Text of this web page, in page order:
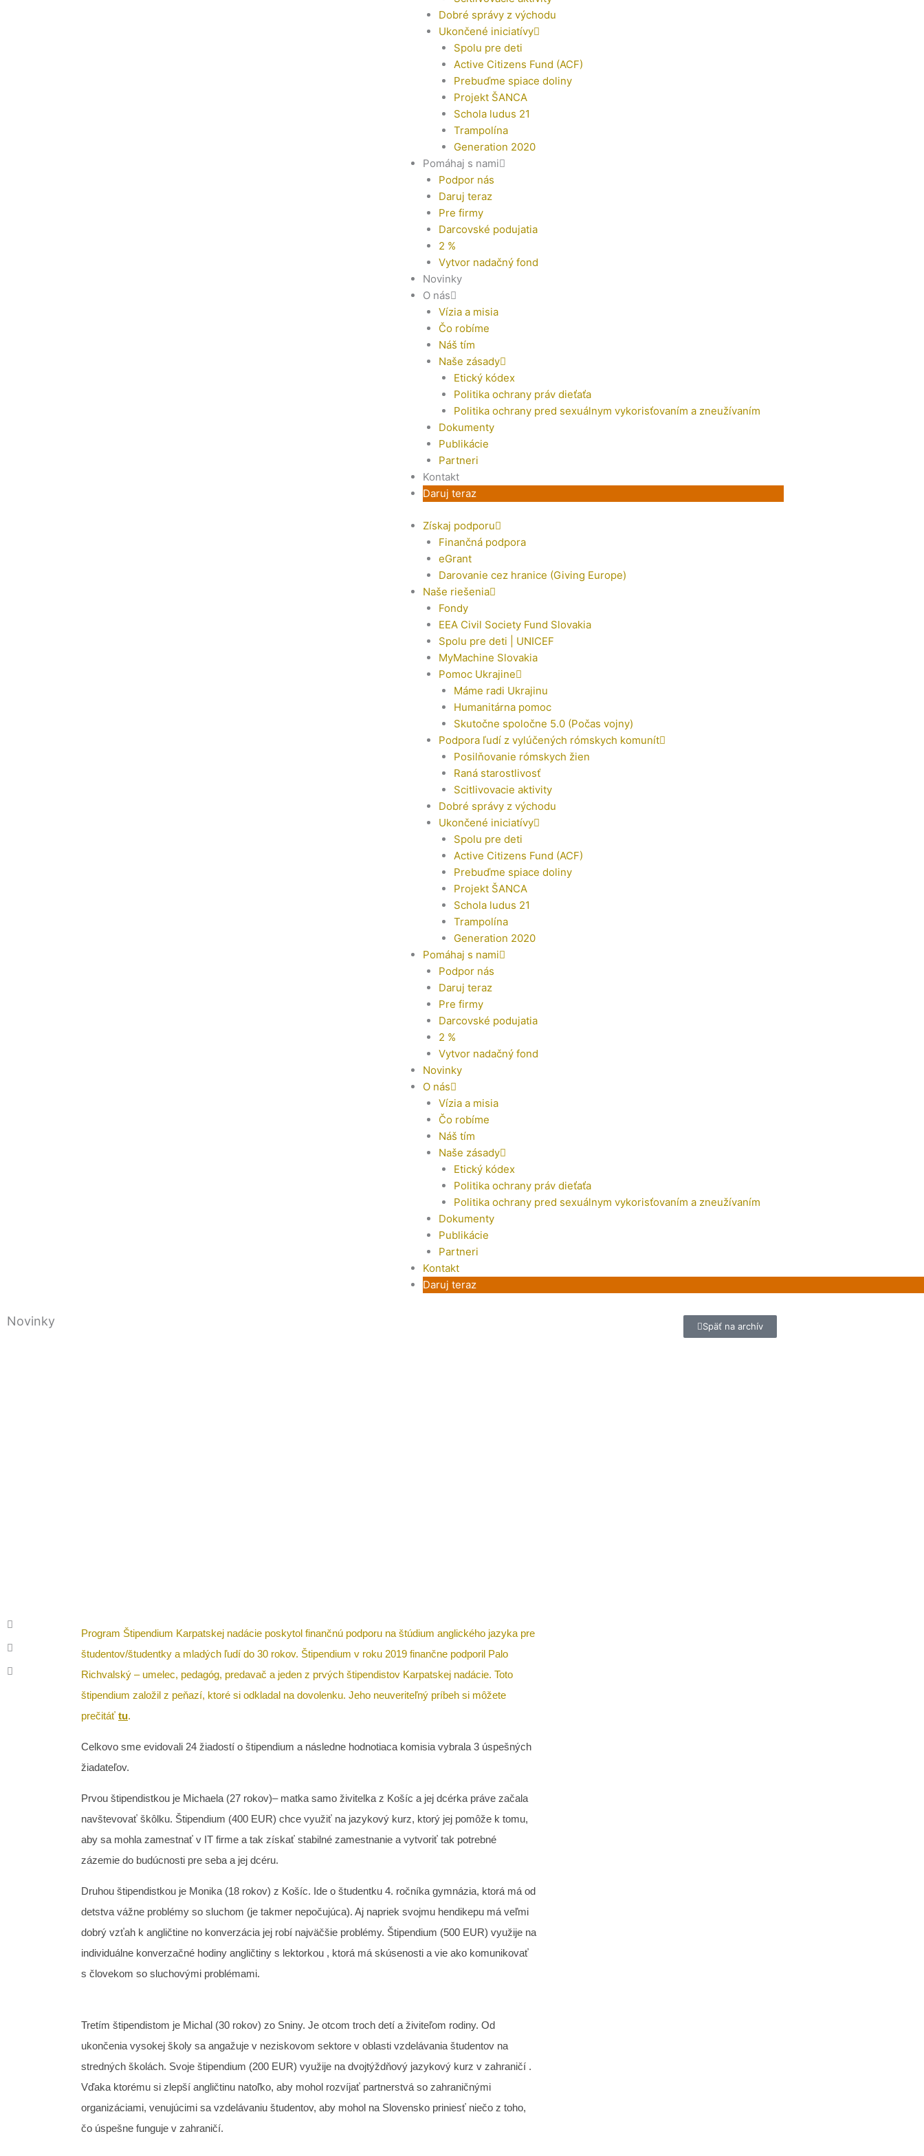
Dobré správy z východu
Ukončené iniciatívy
Spolu pre deti
Active Citizens Fund (ACF)
Prebuďme spiace doliny
Projekt ŠANCA
Schola ludus 21
Trampolína
Generation 2020
Pomáhaj s nami
Podpor nás
Daruj teraz
Pre firmy
Darcovské podujatia
2 %
Vytvor nadačný fond
Novinky
O nás
Vízia a misia
Čo robíme
Náš tím
Naše zásady
Etický kódex
Politika ochrany práv dieťaťa
Politika ochrany pred sexuálnym vykorisťovaním a zneužívaním
Dokumenty
Publikácie
Partneri
Kontakt
Daruj teraz
Získaj podporu
Finančná podpora
eGrant
Darovanie cez hranice (Giving Europe)
Naše riešenia
Fondy
EEA Civil Society Fund Slovakia
Spolu pre deti | UNICEF
MyMachine Slovakia
Pomoc Ukrajine
Máme radi Ukrajinu
Humanitárna pomoc
Skutočne spoločne 5.0 (Počas vojny)
Podpora ľudí z vylúčených rómskych komunít
Posilňovanie rómskych žien
Raná starostlivosť
Scitlivovacie aktivity
Dobré správy z východu
Ukončené iniciatívy
Spolu pre deti
Active Citizens Fund (ACF)
Prebuďme spiace doliny
Projekt ŠANCA
Schola ludus 21
Trampolína
Generation 2020
Pomáhaj s nami
Podpor nás
Daruj teraz
Pre firmy
Darcovské podujatia
2 %
Vytvor nadačný fond
Novinky
O nás
Vízia a misia
Čo robíme
Náš tím
Naše zásady
Etický kódex
Politika ochrany práv dieťaťa
Politika ochrany pred sexuálnym vykorisťovaním a zneužívaním
Dokumenty
Publikácie
Partneri
Kontakt
Daruj teraz
Novinky Späť na archív
Program Štipendium Karpatskej nadácie poskytol finančnú podporu na štúdium anglického jazyka pre
študentov/študentky a mladých ľudí do 30 rokov. Štipendium v roku 2019 finančne podporil Palo
Richvalský – umelec, pedagóg, predavač a jeden z prvých štipendistov Karpatskej nadácie. Toto
štipendium založil z peňazí, ktoré si odkladal na dovolenku. Jeho neuveriteľný príbeh si môžete
prečitáť tu.
Celkovo sme evidovali 24 žiadostí o štipendium a následne hodnotiaca komisia vybrala 3 úspešných
žiadateľov.
Prvou štipendistkou je Michaela (27 rokov)– matka samo živitelka z Košíc a jej dcérka práve začala
navštevovať škôlku. Štipendium (400 EUR) chce využiť na jazykový kurz, ktorý jej pomôže k tomu,
aby sa mohla zamestnať v IT firme a tak získať stabilné zamestnanie a vytvoriť tak potrebné
zázemie do budúcnosti pre seba a jej dcéru.
Druhou štipendistkou je Monika (18 rokov) z Košíc. Ide o študentku 4. ročníka gymnázia, ktorá má od
detstva vážne problémy so sluchom (je takmer nepočujúca). Aj napriek svojmu hendikepu má veľmi
dobrý vzťah k angličtine no konverzácia jej robí najväčšie problémy. Štipendium (500 EUR) využije na
individuálne konverzačné hodiny angličtiny s lektorkou , ktorá má skúsenosti a vie ako komunikovať
s človekom so sluchovými problémami.
Tretím štipendistom je Michal (30 rokov) zo Sniny. Je otcom troch detí a živiteľom rodiny. Od
ukončenia vysokej školy sa angažuje v neziskovom sektore v oblasti vzdelávania študentov na
stredných školách. Svoje štipendium (200 EUR) využije na dvojtýždňový jazykový kurz v zahraničí .
Vďaka ktorému si zlepší angličtinu natoľko, aby mohol rozvíjať partnerstvá so zahraničnými
organizáciami, venujúcimi sa vzdelávaniu študentov, aby mohol na Slovensko priniesť niečo z toho,
čo úspešne funguje v zahraničí.